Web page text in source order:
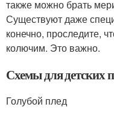
также можно брать
Существуют даже
конечно, проследите,
колючим. Это важно.
Схемы для детских
Голубой плед